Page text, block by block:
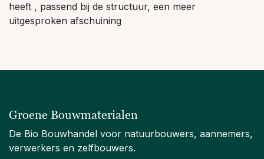
heeft , passend bij de structuur, een meer
uitgesproken afschuining
Groene Bouwmaterialen
De Bio Bouwhandel voor natuurbouwers, aannemers,
verwerkers en zelfbouwers.